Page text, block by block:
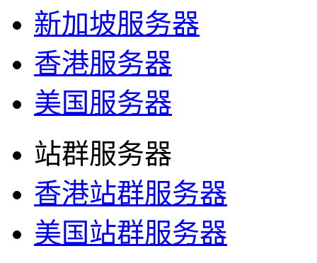
新加坡服务器
香港服务器
美国服务器
站群服务器
香港站群服务器
美国站群服务器